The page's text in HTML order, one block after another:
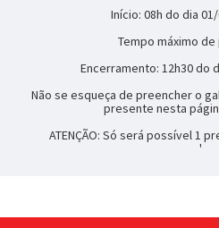
Início: 08h do dia
Tempo máximo de
Encerramento: 12h30 do
Não se esqueça de preencher o
presente nesta
ATENÇÃO: Só será possível 1
'